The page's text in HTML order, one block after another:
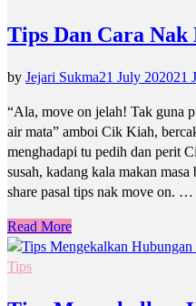
Tips Dan Cara Nak
by Jejari Sukma21 July 202021
“Ala, move on jelah! Tak guna
air mata” amboi Cik Kiah,
menghadapi tu pedih dan perit
susah, kadang kala makan
share pasal tips nak move on. …
Read More
Tips